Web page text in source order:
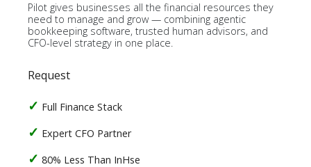
Pilot gives businesses all the financial resources they
need to manage and grow — combining agentic
bookkeeping software, trusted human advisors, and
CFO-level strategy in one place.
Request
Full Finance Stack
Expert CFO Partner
80% Less Than InHse